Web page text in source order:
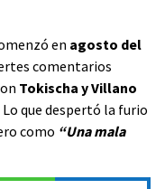
en agosto del
comentarios
Tokischa y Villano
que despertó la furio
como “Una mala